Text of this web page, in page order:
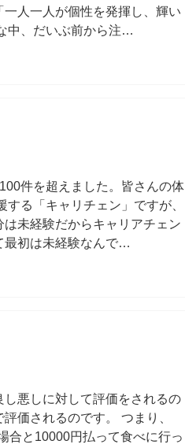
人一人が個性を発揮し、輝い
中、だいぶ前から注…
件を超えました。皆さんの体
る「キャリチェン」ですが、
未経験だからキャリアチェン
最初は未経験なんで…
悪しに対して評価をされるの
価されるのです。 つまり、
合と10000円払って食べに行っ